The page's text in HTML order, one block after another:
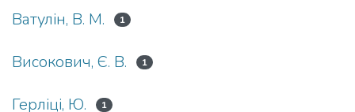
Ватулін, В. М. 1
Високович, Є. В. 1
Герліці, Ю. 1